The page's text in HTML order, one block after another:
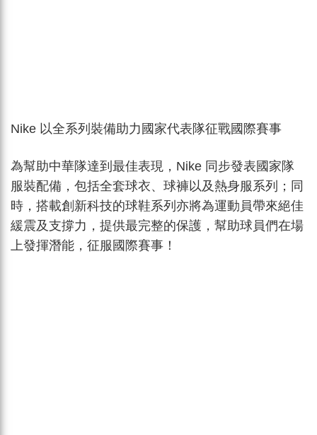
Nike 以全系列裝備助力國家代表隊征戰國際賽事
為幫助中華隊達到最佳表現，Nike 同步發表國家隊
服裝配備，包括全套球衣、球褲以及熱身服系列；同
時，搭載創新科技的球鞋系列亦將為運動員帶來絕佳
緩震及支撐力，提供最完整的保護，幫助球員們在場
上發揮潛能，征服國際賽事！